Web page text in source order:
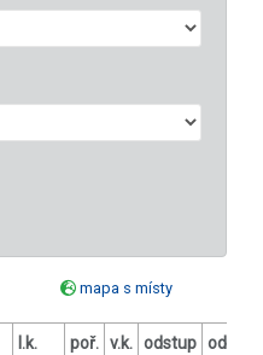
mapa s místy
l.k. poř. v.k. odstup odstup